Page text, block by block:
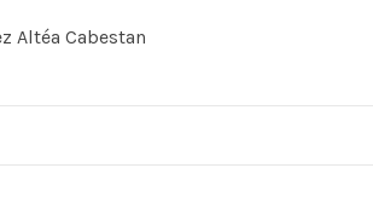
Altéa Cabestan